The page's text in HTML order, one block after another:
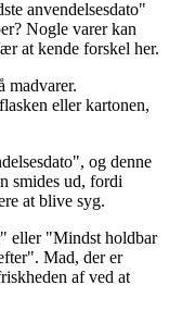
anvendelsesdato"
Nogle varer kan
at kende forskel her.
madvarer.
eller kartonen,
og denne
smides ud, fordi
at blive syg.
eller "Mindst holdbar
Mad, der er
af ved at